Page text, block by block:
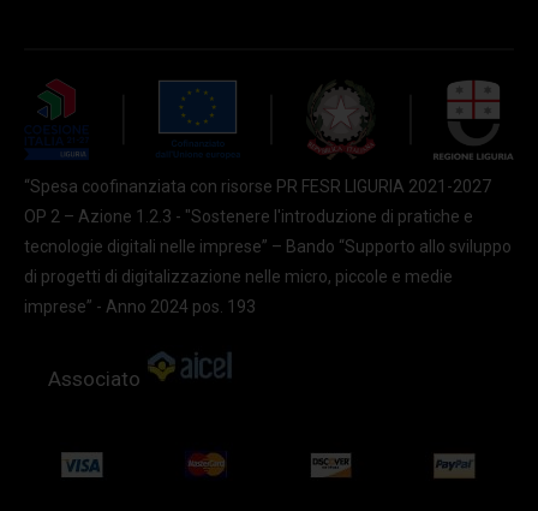
“Spesa coofinanziata con risorse PR FESR LIGURIA 2021-2027
OP 2 – Azione 1.2.3 - "Sostenere l'introduzione di pratiche e
tecnologie digitali nelle imprese” – Bando “Supporto allo sviluppo
di progetti di digitalizzazione nelle micro, piccole e medie
imprese” - Anno 2024 pos. 193
Associato